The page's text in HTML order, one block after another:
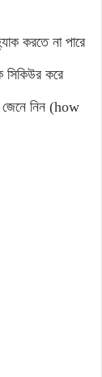
করতে না পারে
সিকিউর করে
জেনে নিন (how